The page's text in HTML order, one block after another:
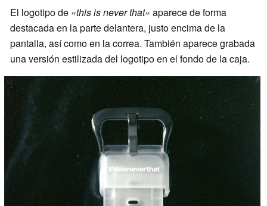
El logotipo de «this is never that» aparece de forma
destacada en la parte delantera, justo encima de la
pantalla, así como en la correa. También aparece grabada
una versión estilizada del logotipo en el fondo de la caja.